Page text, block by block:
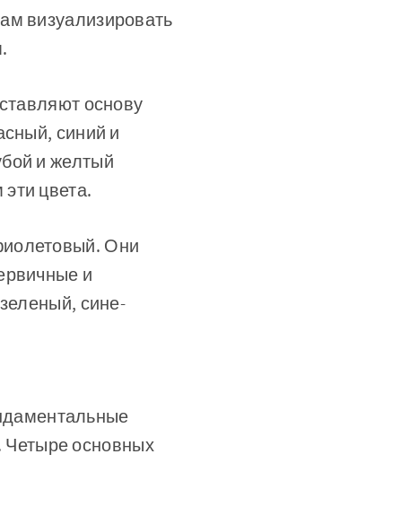
визуализировать
основу
синий и
и желтый
цвета.
Они
и
сине-
Четыре основных